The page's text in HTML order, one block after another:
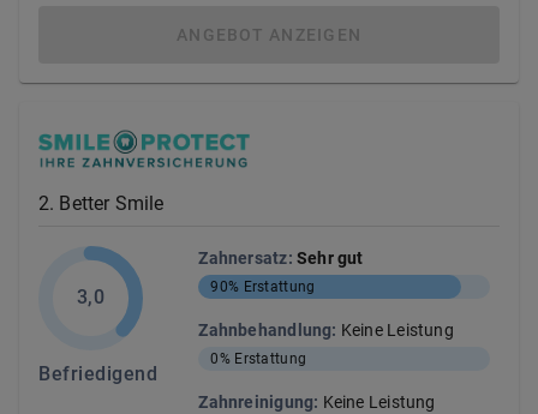
ANGEBOT ANZEIGEN
2. Better Smile
3,0
Befriedigend
Zahnersatz: Sehr gut
90% Erstattung
Zahnbehandlung: Keine Leistung
0%Erstattung
Zahnreinigung: Keine Leistung